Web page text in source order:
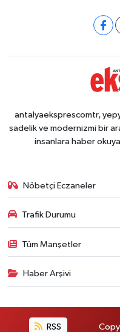
antalyaeksprescomtr,
sadelik ve modernizmi bir
insanlara haber
Nöbetçi Eczaneler
Trafik Durumu
Tüm Manşetler
Haber Arşivi
RSS